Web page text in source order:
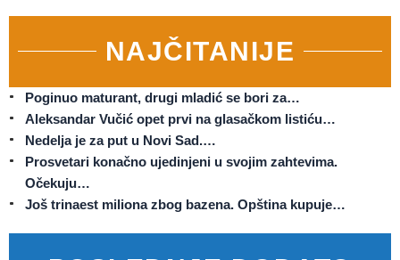
NAJČITANIJE
Poginuo maturant, drugi mladić se bori za…
Aleksandar Vučić opet prvi na glasačkom listiću…
Nedelja je za put u Novi Sad.…
Prosvetari konačno ujedinjeni u svojim zahtevima.
Očekuju…
Još trinaest miliona zbog bazena. Opština kupuje…